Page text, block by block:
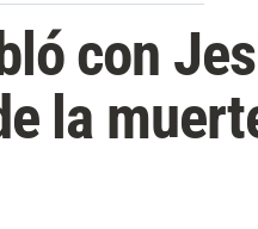
con
la